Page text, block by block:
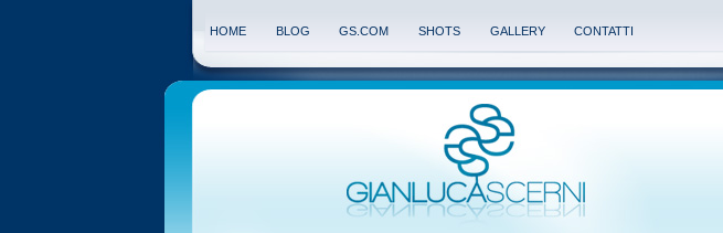
HOME BLOG GS.COM SHOTS GALLERY CONTATTI